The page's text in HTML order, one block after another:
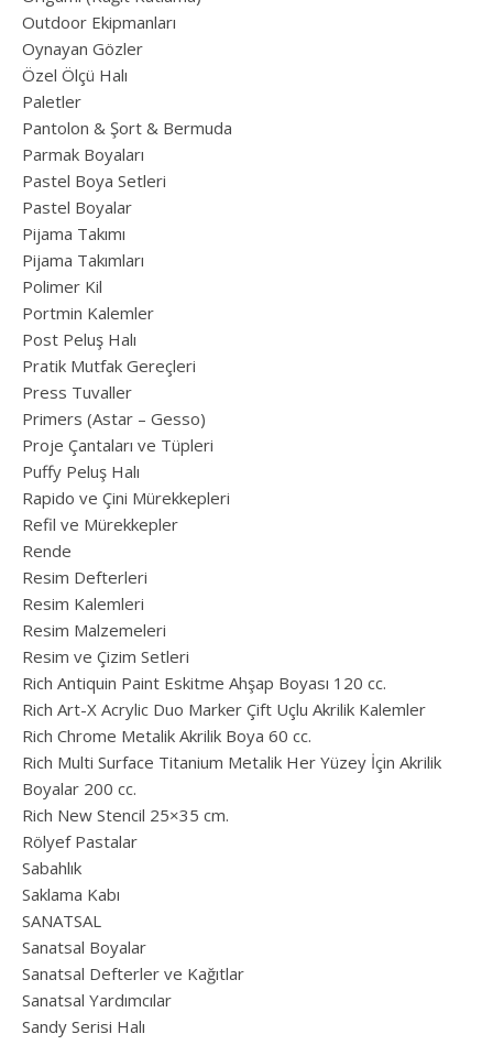
Outdoor Ekipmanları
Oynayan Gözler
Özel Ölçü Halı
Paletler
Pantolon & Şort & Bermuda
Parmak Boyaları
Pastel Boya Setleri
Pastel Boyalar
Pijama Takımı
Pijama Takımları
Polimer Kil
Portmin Kalemler
Post Peluş Halı
Pratik Mutfak Gereçleri
Press Tuvaller
Primers (Astar – Gesso)
Proje Çantaları ve Tüpleri
Puffy Peluş Halı
Rapido ve Çini Mürekkepleri
Refil ve Mürekkepler
Rende
Resim Defterleri
Resim Kalemleri
Resim Malzemeleri
Resim ve Çizim Setleri
Rich Antiquin Paint Eskitme Ahşap Boyası 120 cc.
Rich Art-X Acrylic Duo Marker Çift Uçlu Akrilik Kalemler
Rich Chrome Metalik Akrilik Boya 60 cc.
Rich Multi Surface Titanium Metalik Her Yüzey İçin Akrilik
Boyalar 200 cc.
Rich New Stencil 25×35 cm.
Rölyef Pastalar
Sabahlık
Saklama Kabı
SANATSAL
Sanatsal Boyalar
Sanatsal Defterler ve Kağıtlar
Sanatsal Yardımcılar
Sandy Serisi Halı